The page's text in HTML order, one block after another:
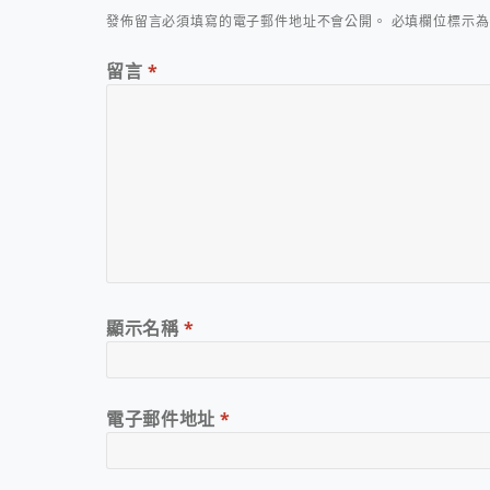
發佈留言必須填寫的電子郵件地址不會公開。 必填欄位標示
留言 *
顯示名稱*
電子郵件地址*